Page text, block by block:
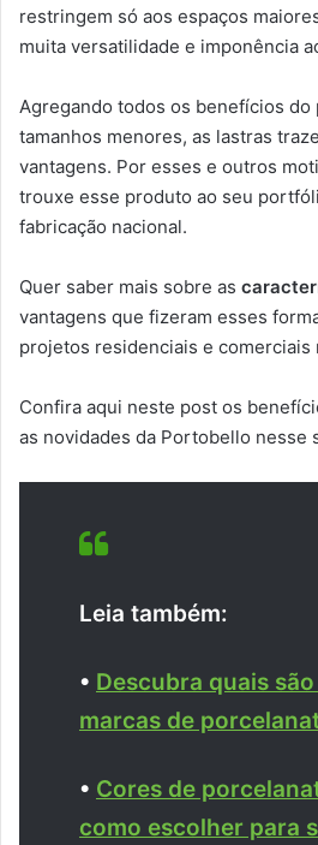
restringem só aos espaços
muita versatilidade e imponência
Agregando todos os benefícios do
tamanhos menores, as lastras
vantagens. Por esses e outros
trouxe esse produto ao seu
fabricação nacional.
Quer saber mais sobre as
vantagens que fizeram esses
projetos residenciais e comerciais
Confira aqui neste post os
as novidades da Portobello nesse
Leia também:
• Descubra quais
marcas de
• Cores de
como escolher para